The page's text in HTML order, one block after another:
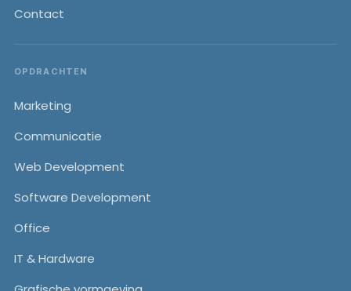
Contact
OPDRACHTEN
Marketing
Communicatie
Web Development
Software Development
Office
IT & Hardware